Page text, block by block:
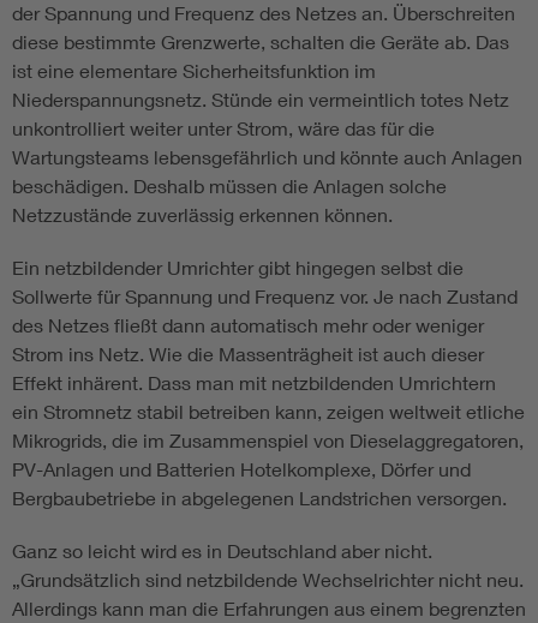
der Spannung und Frequenz des Netzes an. Überschreiten
diese bestimmte Grenzwerte, schalten die Geräte ab. Das
ist eine elementare Sicherheitsfunktion im
Niederspannungsnetz. Stünde ein vermeintlich totes Netz
unkontrolliert weiter unter Strom, wäre das für die
Wartungsteams lebensgefährlich und könnte auch Anlagen
beschädigen. Deshalb müssen die Anlagen solche
Netzzustände zuverlässig erkennen können.
Ein netzbildender Umrichter gibt hingegen selbst die
Sollwerte für Spannung und Frequenz vor. Je nach Zustand
des Netzes fließt dann automatisch mehr oder weniger
Strom ins Netz. Wie die Massenträgheit ist auch dieser
Effekt inhärent. Dass man mit netzbildenden Umrichtern
ein Stromnetz stabil betreiben kann, zeigen weltweit etliche
Mikrogrids, die im Zusammenspiel von Dieselaggregatoren,
PV-Anlagen und Batterien Hotelkomplexe, Dörfer und
Bergbaubetriebe in abgelegenen Landstrichen versorgen.
Ganz so leicht wird es in Deutschland aber nicht.
„Grundsätzlich sind netzbildende Wechselrichter nicht neu.
Allerdings kann man die Erfahrungen aus einem begrenzten